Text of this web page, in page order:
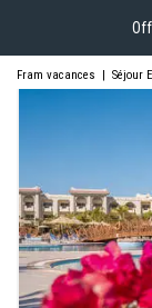
Fram vacances | Séjour